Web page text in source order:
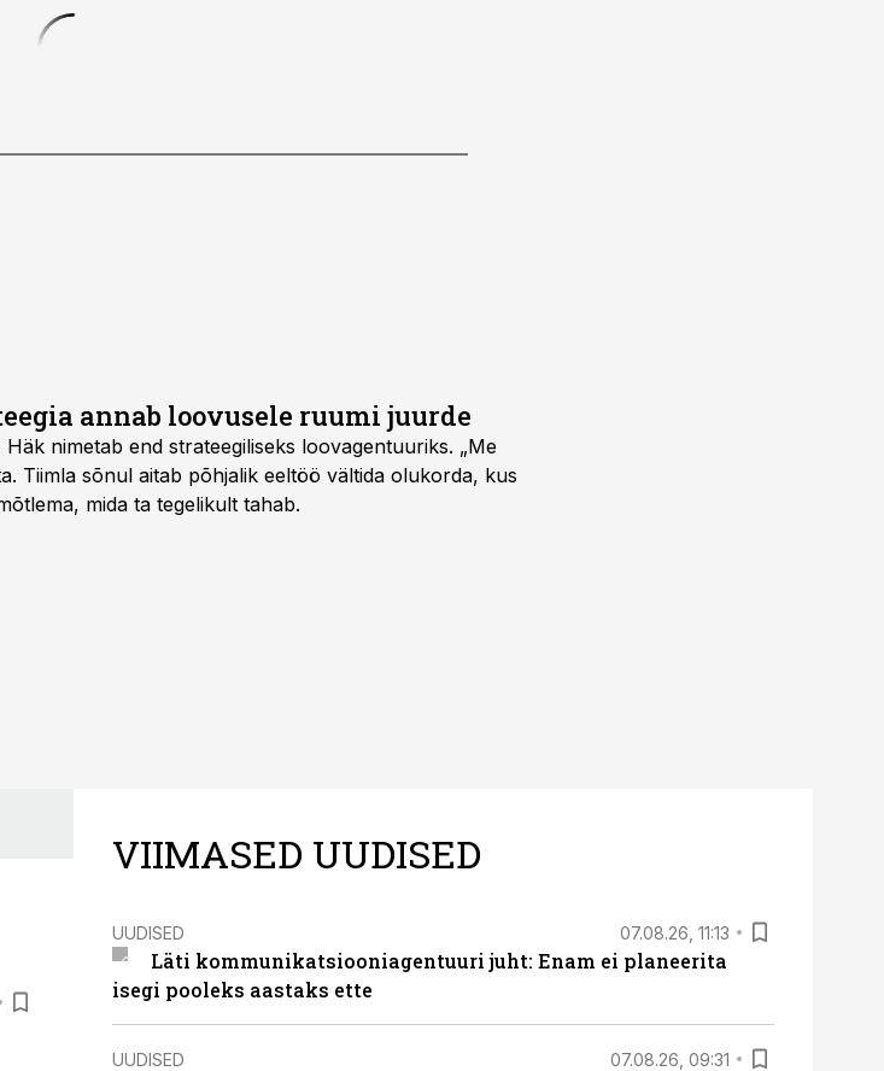
annab loovusele ruumi juurde
nimetab end strateegiliseks loovagentuuriks. „Me
Tiimla sõnul aitab põhjalik eeltöö vältida olukorda, kus
mida ta tegelikult tahab.
VIIMASED UUDISED
UUDISED 07.08.26, 11:13
Läti kommunikatsiooniagentuuri juht: Enam ei planeerita
isegi pooleks aastaks ette
UUDISED 07.08.26, 09:31